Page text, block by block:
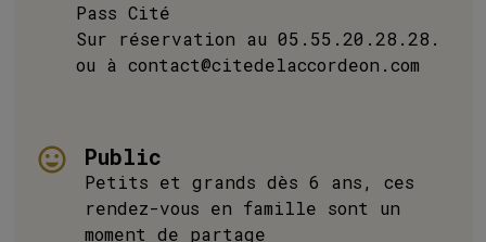
Pass Cité
Sur réservation au 05.55.20.28.28.
ou à contact@citedelaccordeon.com
Public
Petits et grands dès 6 ans, ces
rendez-vous en famille sont un
moment de partage